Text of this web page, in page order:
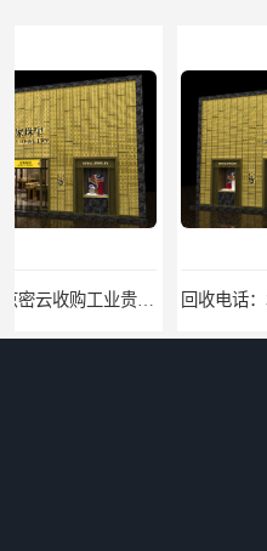
回收电话：北京西城大量回收银焊条，银浆，银粉回收回收找哪家